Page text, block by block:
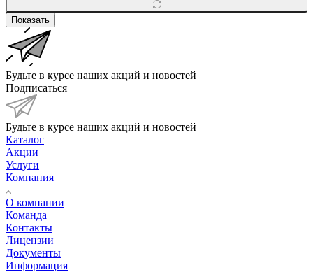
Показать
Будьте в курсе наших акций и новостей
Подписаться
Будьте в курсе наших акций и новостей
Каталог
Акции
Услуги
Компания
О компании
Команда
Контакты
Лицензии
Документы
Информация